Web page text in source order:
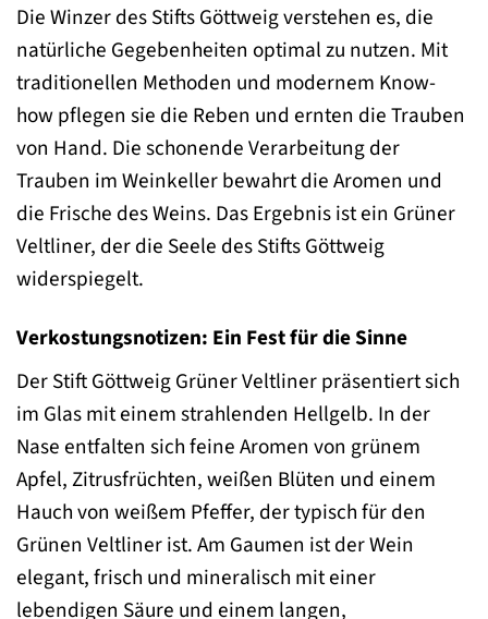
Die Winzer des Stifts Göttweig verstehen es, die
natürliche Gegebenheiten optimal zu nutzen. Mit
traditionellen Methoden und modernem Know-
how pflegen sie die Reben und ernten die Trauben
von Hand. Die schonende Verarbeitung der
Trauben im Weinkeller bewahrt die Aromen und
die Frische des Weins. Das Ergebnis ist ein Grüner
Veltliner, der die Seele des Stifts Göttweig
widerspiegelt.
Verkostungsnotizen: Ein Fest für die Sinne
Der Stift Göttweig Grüner Veltliner präsentiert sich
im Glas mit einem strahlenden Hellgelb. In der
Nase entfalten sich feine Aromen von grünem
Apfel, Zitrusfrüchten, weißen Blüten und einem
Hauch von weißem Pfeffer, der typisch für den
Grünen Veltliner ist. Am Gaumen ist der Wein
elegant, frisch und mineralisch mit einer
lebendigen Säure und einem langen,